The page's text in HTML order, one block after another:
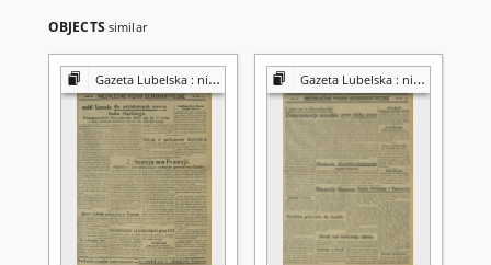
OBJECTS similar
Gazeta Lubelska : niezależny organ demokratyczny Gazeta Lubelska : niezależny organ demokratyczny